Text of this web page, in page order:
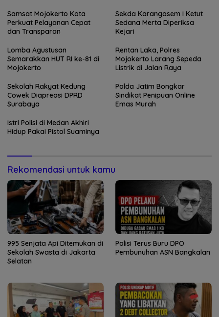
Samsat Mojokerto Kota
Perkuat Pelayanan Cepat
dan Transparan
Sekda Karangasem I Ketut
Sedana Merta Diperiksa
Kejari
Lomba Agustusan
Semarakkan HUT RI ke-81 di
Mojokerto
Rentan Laka, Polres
Mojokerto Larang Sepeda
Listrik di Jalan Raya
Sekolah Rakyat Kedung
Cowek Diapreasi DPRD
Surabaya
Polda Jatim Bongkar
Sindikat Penipuan Online
Emas Murah
Istri Polisi di Medan Akhiri
Hidup Pakai Pistol Suaminya
Rekomendasi untuk kamu
995 Senjata Api Ditemukan di
Sekolah Swasta di Jakarta
Selatan
Polisi Terus Buru DPO
Pembunuhan ASN Bangkalan